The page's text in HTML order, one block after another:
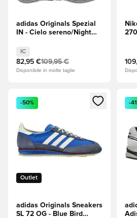
adidas Originals Spezial
IN - Cielo sereno/Night
IC
82,95 €109,95 €
Disponibile in molte taglie
Apre una finestra modale per
Outlet
-50%
adidas Originals Sneakers
SL 72 OG - Blue Bird
-